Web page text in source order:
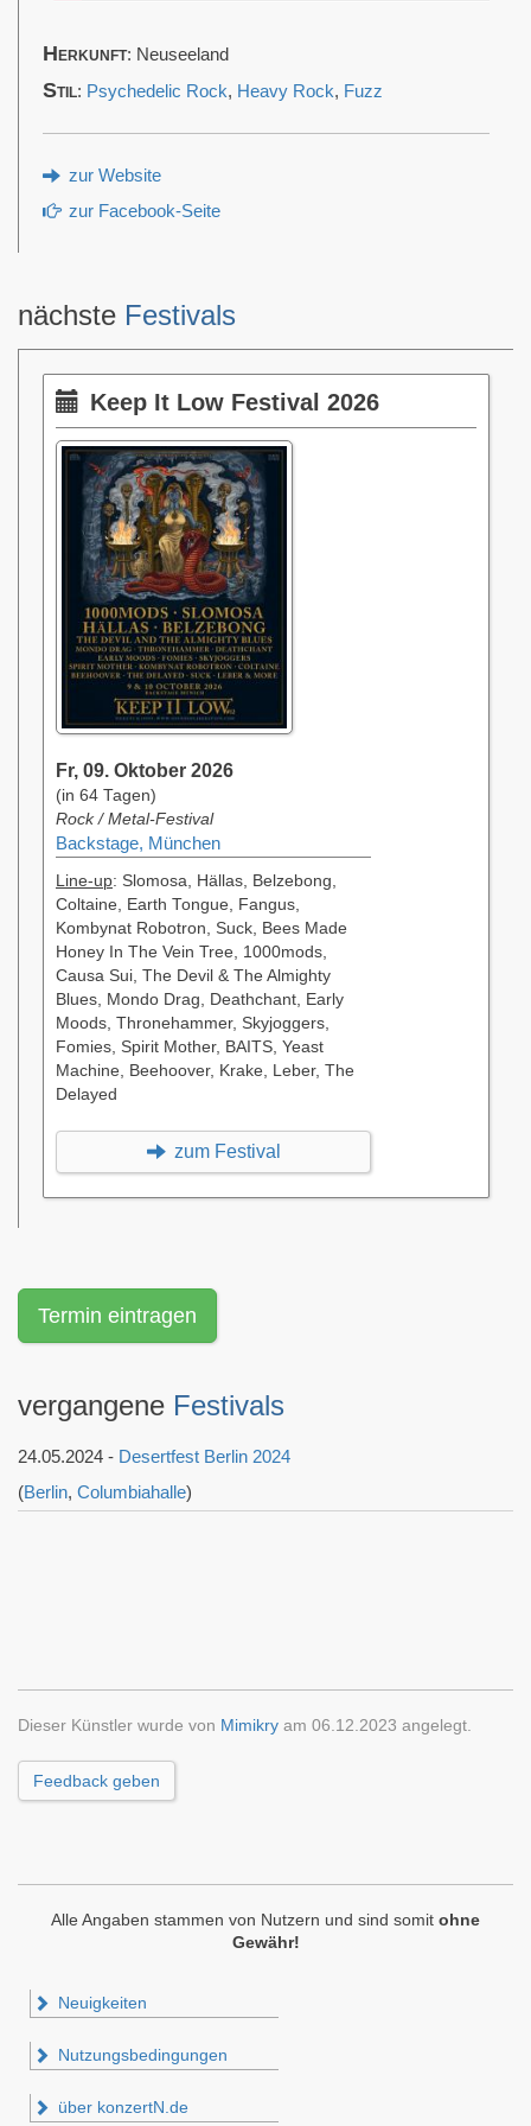
Herkunft: Neuseeland
Stil: Psychedelic Rock, Heavy Rock, Fuzz
zur Website
zur Facebook-Seite
nächste Festivals
Keep It Low Festival 2026
Fr, 09. Oktober 2026
(in 64 Tagen)
Rock / Metal-Festival
Backstage, München
Line-up: Slomosa, Hällas, Belzebong,
Coltaine, Earth Tongue, Fangus,
Kombynat Robotron, Suck, Bees Made
Honey In The Vein Tree, 1000mods,
Causa Sui, The Devil & The Almighty
Blues, Mondo Drag, Deathchant, Early
Moods, Thronehammer, Skyjoggers,
Fomies, Spirit Mother, BAITS, Yeast
Machine, Beehoover, Krake, Leber, The
Delayed
zum Festival
Termin eintragen
vergangene Festivals
24.05.2024 - Desertfest Berlin 2024
(Berlin, Columbiahalle)
Dieser Künstler wurde von Mimikry am 06.12.2023 angelegt.
Feedback geben
Alle Angaben stammen von Nutzern und sind somit ohne
Gewähr!
Neuigkeiten
Nutzungsbedingungen
über konzertN.de